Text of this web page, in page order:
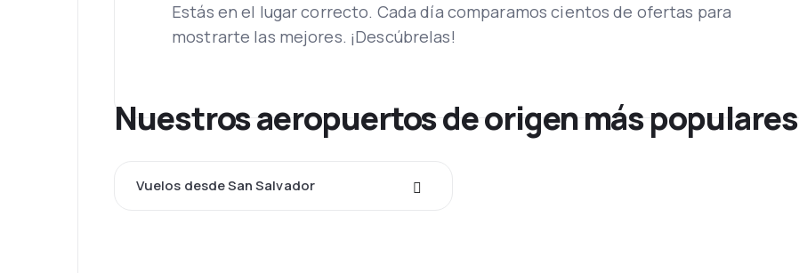
Estás en el lugar correcto. Cada día comparamos cientos de ofertas para
mostrarte las mejores. ¡Descúbrelas!
Nuestros aeropuertos de origen más populares
Vuelos desde San Salvador